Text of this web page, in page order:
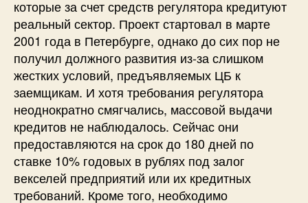
которые за счет средств регулятора кредитуют
реальный сектор. Проект стартовал в марте
2001 года в Петербурге, однако до сих пор не
получил должного развития из-за слишком
жестких условий, предъявляемых ЦБ к
заемщикам. И хотя требования регулятора
неоднократно смягчались, массовой выдачи
кредитов не наблюдалось. Сейчас они
предоставляются на срок до 180 дней по
ставке 10% годовых в рублях под залог
векселей предприятий или их кредитных
требований. Кроме того, необходимо